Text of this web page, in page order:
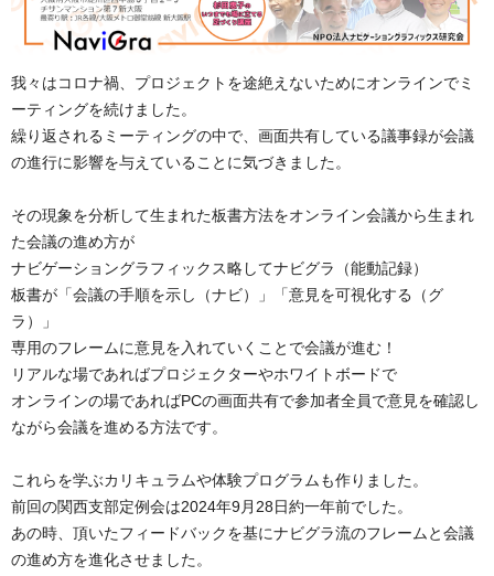
我々はコロナ禍、プロジェクトを途絶えないためにオンラインでミ
ーティングを続けました。
繰り返されるミーティングの中で、画面共有している議事録が会議
の進行に影響を与えていることに気づきました。
その現象を分析して生まれた板書方法をオンライン会議から生まれ
た会議の進め方が
ナビゲーショングラフィックス略してナビグラ（能動記録）
板書が「会議の手順を示し（ナビ）」「意見を可視化する（グ
ラ）」
専用のフレームに意見を入れていくことで会議が進む！
リアルな場であればプロジェクターやホワイトボードで
オンラインの場であればPCの画面共有で参加者全員で意見を確認し
ながら会議を進める方法です。
これらを学ぶカリキュラムや体験プログラムも作りました。
前回の関西支部定例会は2024年9月28日約一年前でした。
あの時、頂いたフィードバックを基にナビグラ流のフレームと会議
の進め方を進化させました。